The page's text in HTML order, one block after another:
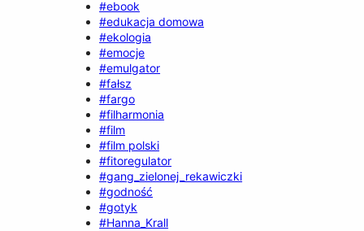
#ebook
#edukacja domowa
#ekologia
#emocje
#emulgator
#fałsz
#fargo
#filharmonia
#film
#film polski
#fitoregulator
#gang_zielonej_rekawiczki
#godność
#gotyk
#Hanna_Krall